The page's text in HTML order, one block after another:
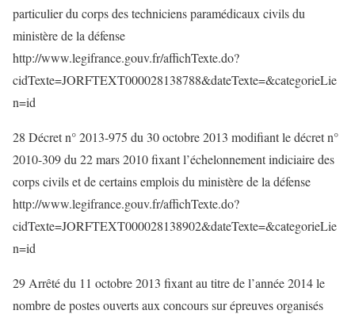
particulier du corps des techniciens paramédicaux civils du
ministère de la défense
http://www.legifrance.gouv.fr/affichTexte.do?
cidTexte=JORFTEXT000028138788&dateTexte=&categorieLie
n=id
28 Décret n° 2013-975 du 30 octobre 2013 modifiant le décret n°
2010-309 du 22 mars 2010 fixant l’échelonnement indiciaire des
corps civils et de certains emplois du ministère de la défense
http://www.legifrance.gouv.fr/affichTexte.do?
cidTexte=JORFTEXT000028138902&dateTexte=&categorieLie
n=id
29 Arrêté du 11 octobre 2013 fixant au titre de l’année 2014 le
nombre de postes ouverts aux concours sur épreuves organisés